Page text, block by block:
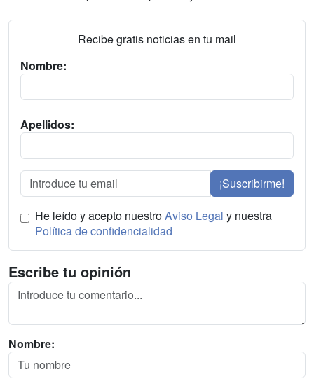
Recibe gratis noticias en tu mail
Nombre:
Apellidos:
¡Suscribirme!
He leído y acepto nuestroAviso Legal y nuestra
Política de confidencialidad
Escribe tu opinión
Nombre: